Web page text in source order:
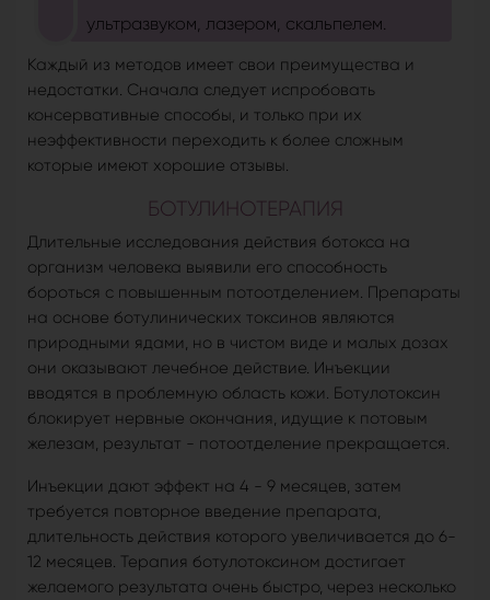
ультразвуком, лазером, скальпелем.
Каждый из методов имеет свои преимущества и
недостатки. Сначала следует испробовать
консервативные способы, и только при их
неэффективности переходить к более сложным
которые имеют хорошие отзывы.
БОТУЛИНОТЕРАПИЯ
Длительные исследования действия ботокса на
организм человека выявили его способность
бороться с повышенным потоотделением. Препараты
на основе ботулинических токсинов являются
природными ядами, но в чистом виде и малых дозах
они оказывают лечебное действие. Инъекции
вводятся в проблемную область кожи. Ботулотоксин
блокирует нервные окончания, идущие к потовым
железам, результат - потоотделение прекращается.
Инъекции дают эффект на 4 - 9 месяцев, затем
требуется повторное введение препарата,
длительность действия которого увеличивается до 6-
12 месяцев. Терапия ботулотоксином достигает
желаемого результата очень быстро, через несколько